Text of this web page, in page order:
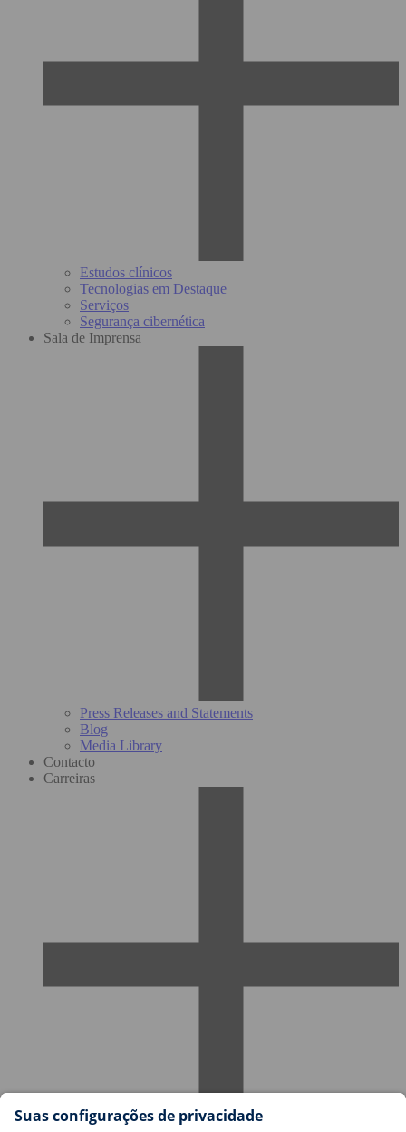
Estudos clínicos
Tecnologias em Destaque
Serviços
Segurança cibernética
Sala de Imprensa
Press Releases and Statements
Blog
Media Library
Contacto
Carreiras